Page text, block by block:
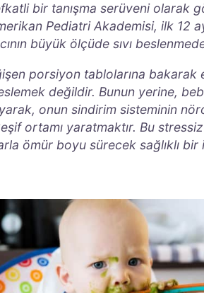
bir tanışma serüveni olarak
Pediatri Akademisi, ilk 12
büyük ölçüde sıvı
porsiyon tablolarına bakarak
değildir. Bunun yerine,
onun sindirim sisteminin
ortamı yaratmaktır. Bu
ömür boyu sürecek sağlıklı bir